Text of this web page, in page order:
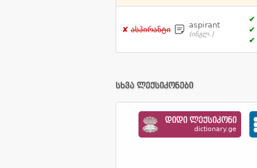
ასპირანტი
aspirant
(ინგლ.)
სხვა ლექსიკონები
დიდი ლექსიკონი
dictionary.ge